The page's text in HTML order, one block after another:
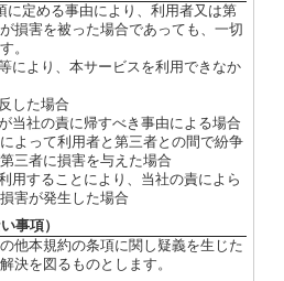
に定める事由により、利用者又は第
損害を被った場合であっても、一切
。
により、本サービスを利用できなか
した場合
当社の責に帰すべき事由による場合
よって利用者と第三者との間で紛争
三者に損害を与えた場合
用することにより、当社の責によら
害が発生した場合
事項）
他本規約の条項に関し疑義を生じた
決を図るものとします。